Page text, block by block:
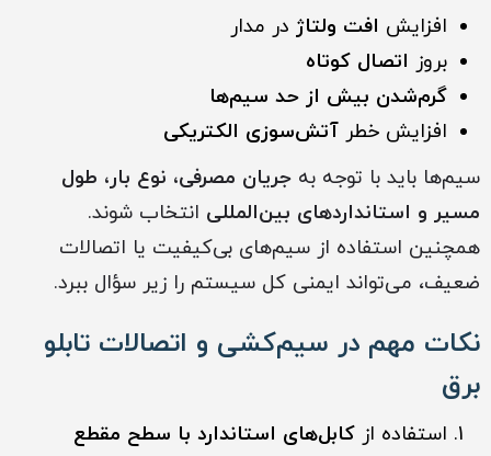
افزایش افت ولتاژ در مدار
بروز اتصال کوتاه
گرم‌شدن بیش از حد سیم‌ها
افزایش خطر آتش‌سوزی الکتریکی
سیم‌ها باید با توجه به جریان مصرفی، نوع بار، طول
مسیر و استانداردهای بین‌المللی انتخاب شوند.
همچنین استفاده از سیم‌های بی‌کیفیت یا اتصالات
ضعیف، می‌تواند ایمنی کل سیستم را زیر سؤال ببرد.
نکات مهم در سیم‌کشی و اتصالات تابلو
برق
استفاده از کابل‌های استاندارد با سطح مقطع